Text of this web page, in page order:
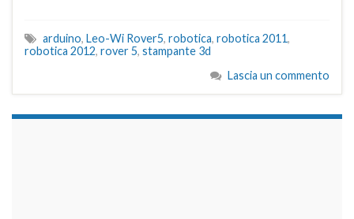
arduino, Leo-Wi Rover5, robotica, robotica 2011,
robotica 2012, rover 5, stampante 3d
Lascia un commento